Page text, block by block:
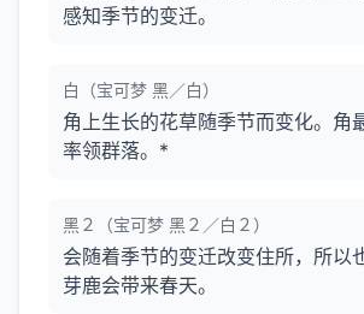
感知季节的变迁。
白（宝可梦 黑／白）
角上生长的花草随季节而变化。角
率领群落。*
黑２（宝可梦 黑２／白２）
会随着季节的变迁改变住所，所以
芽鹿会带来春天。